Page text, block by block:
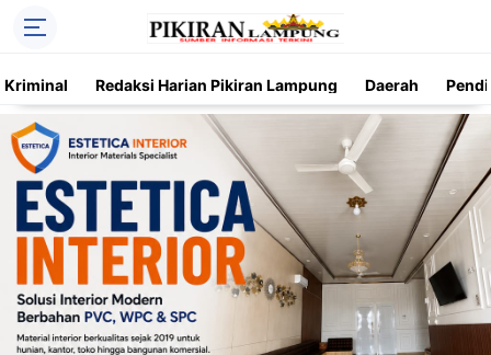
Kriminal Redaksi Harian Pikiran Lampung Daerah
Trending Kriminal Nasional